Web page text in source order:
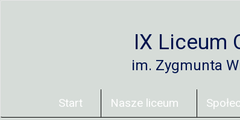
IX Liceum
im. Zygmunta
Start Nasze liceum